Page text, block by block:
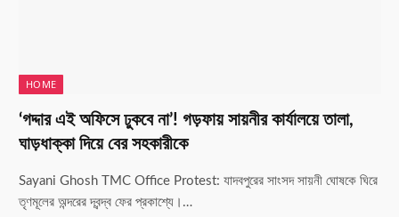
HOME
‘গদ্দার এই অফিসে ঢুকবে না’! গড়ফায় সায়নীর কার্যালয়ে তালা,
ঘাড়ধাক্কা দিয়ে বের সহকারীকে
Sayani Ghosh TMC Office Protest: যাদবপুরের সাংসদ সায়নী ঘোষকে ঘিরে
তৃণমূলের অন্দরের দ্বন্দ্ব ফের প্রকাশ্যে।…